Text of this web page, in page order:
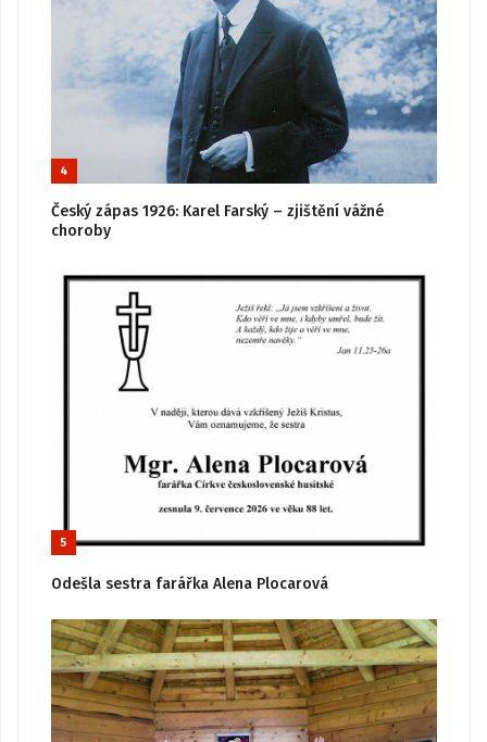
4
Český zápas 1926: Karel Farský – zjištění vážné
choroby
5
Odešla sestra farářka Alena Plocarová